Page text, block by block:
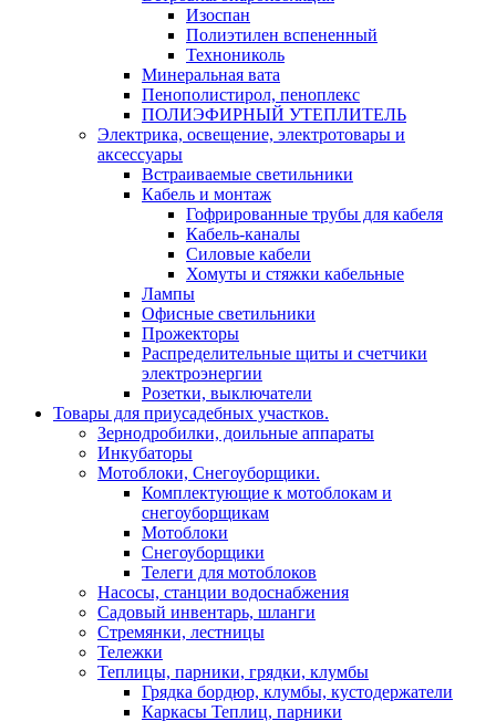
Изоспан
Полиэтилен вспененный
Технониколь
Минеральная вата
Пенополистирол, пеноплекс
ПОЛИЭФИРНЫЙ УТЕПЛИТЕЛЬ
Электрика, освещение, электротовары и
аксессуары
Встраиваемые светильники
Кабель и монтаж
Гофрированные трубы для кабеля
Кабель-каналы
Силовые кабели
Хомуты и стяжки кабельные
Лампы
Офисные светильники
Прожекторы
Распределительные щиты и счетчики
электроэнергии
Розетки, выключатели
Товары для приусадебных участков.
Зернодробилки, доильные аппараты
Инкубаторы
Мотоблоки, Снегоуборщики.
Комплектующие к мотоблокам и
снегоуборщикам
Мотоблоки
Снегоуборщики
Телеги для мотоблоков
Насосы, станции водоснабжения
Садовый инвентарь, шланги
Стремянки, лестницы
Тележки
Теплицы, парники, грядки, клумбы
Грядка бордюр, клумбы, кустодержатели
Каркасы Теплиц, парники